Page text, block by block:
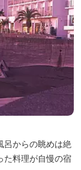
呂からの眺めは絶
た料理が自慢の宿